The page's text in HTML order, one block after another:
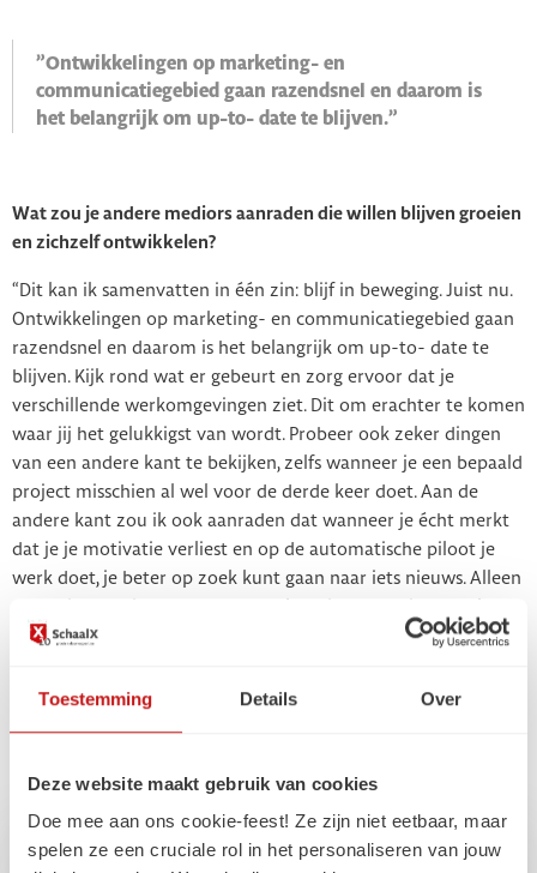
Toestemming Details Over
Deze website maakt gebruik van cookies
Doe mee aan ons cookie-feest! Ze zijn niet eetbaar, maar
spelen ze een cruciale rol in het personaliseren van jouw
”Ontwikkelingen op marketing- en
communicatiegebied gaan razendsnel en daarom is
het belangrijk om up-to- date te blijven.”
Wat zou je andere mediors aanraden die willen blijven groeien
en zichzelf ontwikkelen?
“Dit kan ik samenvatten in één zin: blijf in beweging. Juist nu.
Ontwikkelingen op marketing- en communicatiegebied gaan
razendsnel en daarom is het belangrijk om up-to- date te
blijven. Kijk rond wat er gebeurt en zorg ervoor dat je
verschillende werkomgevingen ziet. Dit om erachter te komen
waar jij het gelukkigst van wordt. Probeer ook zeker dingen
van een andere kant te bekijken, zelfs wanneer je een bepaald
project misschien al wel voor de derde keer doet. Aan de
andere kant zou ik ook aanraden dat wanneer je écht merkt
dat je je motivatie verliest en op de automatische piloot je
werk doet, je beter op zoek kunt gaan naar iets nieuws. Alleen
wat je leuk vindt, waar je krachten liggen én waar je
Deel met iemand